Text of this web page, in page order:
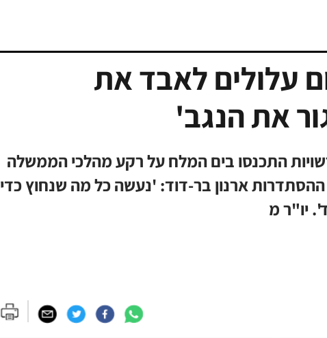
עלולים לאבד את
את הנגב'
התכנסו בים המלח על רקע מהלכי הממשלה
ההסתדרות ארנון בר-דוד: 'נעשה כל מה שנחוץ כדי
יו"ר מ